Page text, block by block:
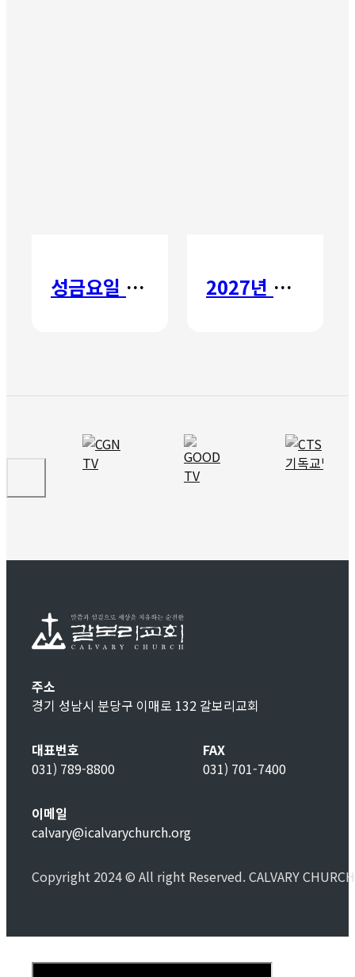
성금요일 칸타타 2027년 갈보리 어학원 유치부 신입생 모집
주소
경기 성남시 분당구 이매로 132 갈보리교회
대표번호
031) 789-8800
FAX
031) 701-7400
이메일
calvary@icalvarychurch.org
Copyright 2024 © All right Reserved. CALVARY CHURCH